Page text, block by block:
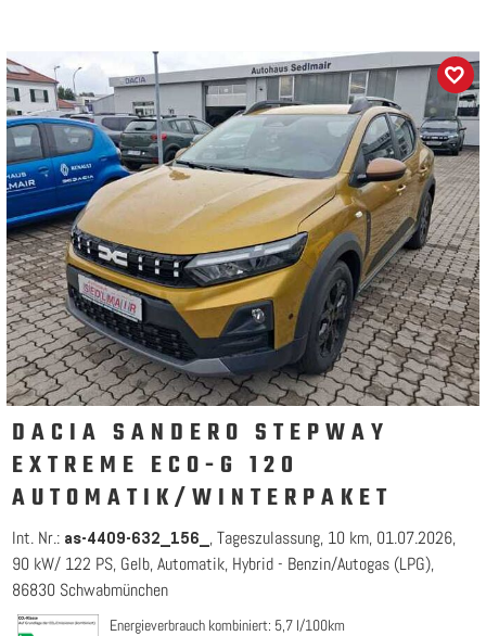
DACIA SANDERO STEPWAY
EXTREME ECO-G 120
AUTOMATIK/WINTERPAKET
Int. Nr.: as-4409-632_156_ Tageszulassung 10 km 01.07.2026
90 kW/ 122 PS Gelb Automatik Hybrid - Benzin/Autogas (LPG)
86830 Schwabmünchen
Energieverbrauch kombiniert: 5,7 l/100km